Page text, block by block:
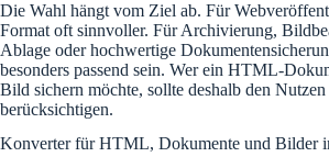
Die Wahl hängt vom Ziel ab. Für
Format oft sinnvoller. Für Archivierung,
Ablage oder hochwertige
besonders passend sein. Wer ein HTML-
Bild sichern möchte, sollte deshalb den
berücksichtigen.
Konverter für HTML, Dokumente und Bilder